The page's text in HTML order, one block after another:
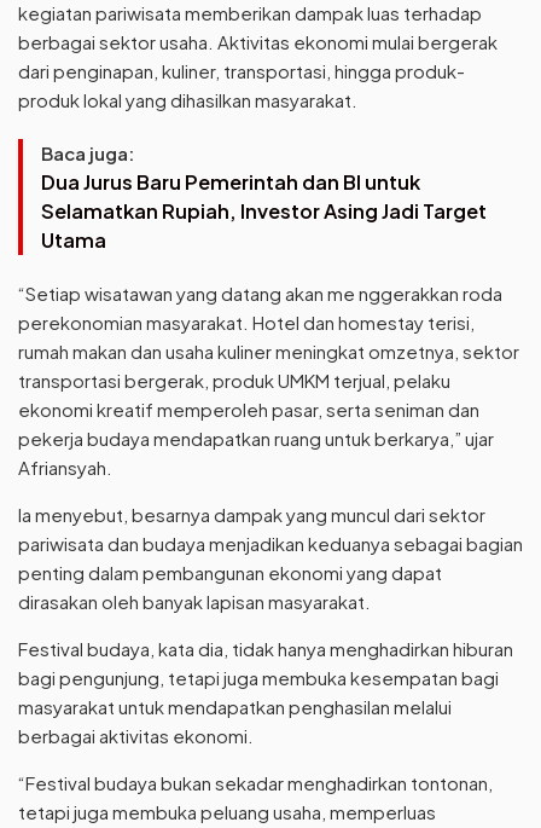
kegiatan pariwisata memberikan dampak luas terhadap
berbagai sektor usaha. Aktivitas ekonomi mulai bergerak
dari penginapan, kuliner, transportasi, hingga produk-
produk lokal yang dihasilkan masyarakat.
Baca juga:
Dua Jurus Baru Pemerintah dan BI untuk
Selamatkan Rupiah, Investor Asing Jadi Target
Utama
“Setiap wisatawan yang datang akan me nggerakkan roda
perekonomian masyarakat. Hotel dan homestay terisi,
rumah makan dan usaha kuliner meningkat omzetnya, sektor
transportasi bergerak, produk UMKM terjual, pelaku
ekonomi kreatif memperoleh pasar, serta seniman dan
pekerja budaya mendapatkan ruang untuk berkarya,” ujar
Afriansyah.
Ia menyebut, besarnya dampak yang muncul dari sektor
pariwisata dan budaya menjadikan keduanya sebagai bagian
penting dalam pembangunan ekonomi yang dapat
dirasakan oleh banyak lapisan masyarakat.
Festival budaya, kata dia, tidak hanya menghadirkan hiburan
bagi pengunjung, tetapi juga membuka kesempatan bagi
masyarakat untuk mendapatkan penghasilan melalui
berbagai aktivitas ekonomi.
“Festival budaya bukan sekadar menghadirkan tontonan,
tetapi juga membuka peluang usaha, memperluas